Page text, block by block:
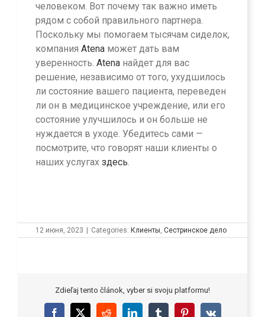
человеком. Вот почему так важно иметь
рядом с собой правильного партнера.
Поскольку мы помогаем тысячам сиделок,
компания Atena может дать вам
уверенность. Atena найдет для вас
решение, независимо от того, ухудшилось
ли состояние вашего пациента, переведен
ли он в медицинское учреждение, или его
состояние улучшилось и он больше не
нуждается в уходе. Убедитесь сами —
посмотрите, что говорят наши клиенты о
наших услугах здесь.
12 июня, 2023 Categories: Клиенты, Сестринское дело
Zdieľaj tento článok, vyber si svoju platformu!